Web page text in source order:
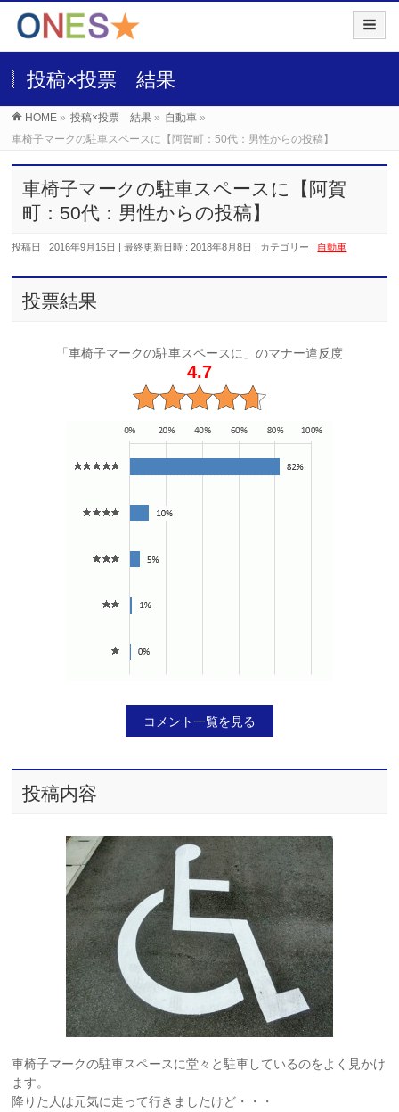
投稿×投票 結果
HOME » 投稿×投票 結果 » 自動車 »
車椅子マークの駐車スペースに【阿賀町：50代：男性からの投稿】
車椅子マークの駐車スペースに【阿賀
町：50代：男性からの投稿】
投稿日 : 2016年9月15日 最終更新日時 : 2018年8月8日 カテゴリー : 自動車
投票結果
「車椅子マークの駐車スペースに」のマナー違反度
4.7
コメント一覧を見る
投稿内容
車椅子マークの駐車スペースに堂々と駐車しているのをよく見かけ
ます。
降りた人は元気に走って行きましたけど・・・